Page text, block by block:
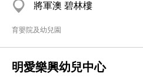
將軍澳 碧林樓
育嬰院及幼兒園
明愛樂興幼兒中心